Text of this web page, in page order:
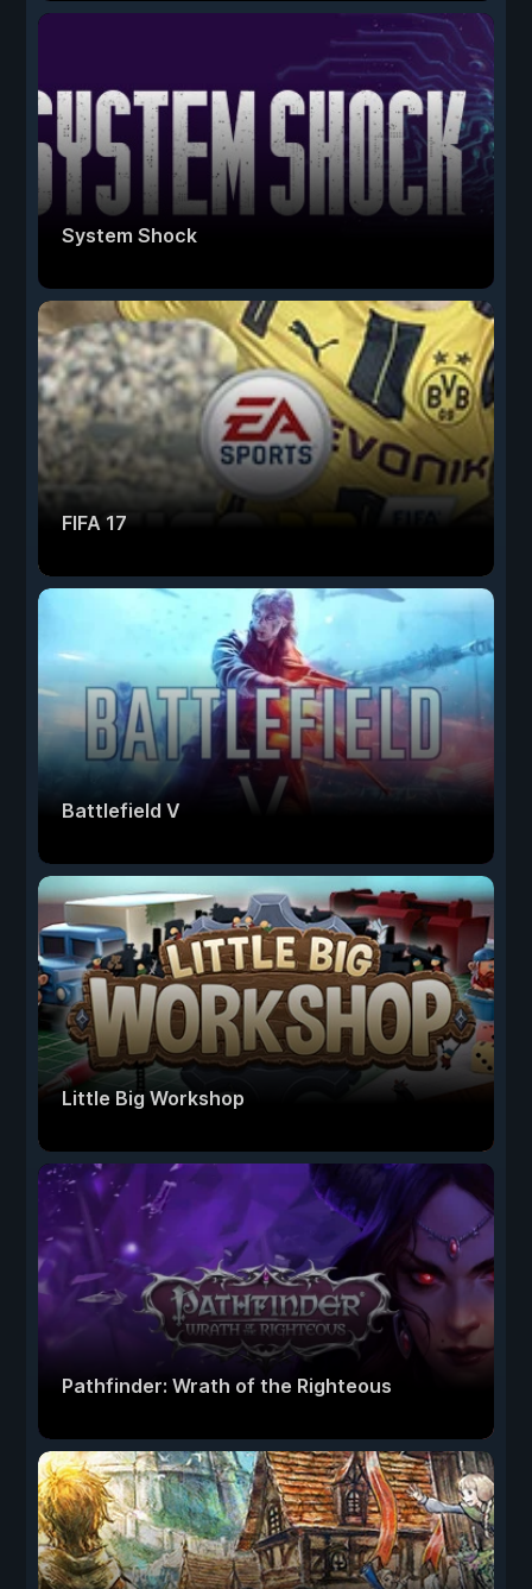
System Shock
FIFA 17
Battlefield V
Little Big Workshop
Pathfinder: Wrath of the Righteous